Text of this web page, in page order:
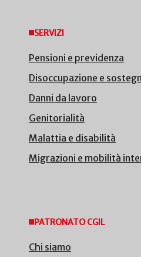
SERVIZI
Pensioni e previdenza
Disoccupazione e
Danni da lavoro
Genitorialità
Malattia e disabilità
Migrazioni e mobilità
PATRONATO CGIL
Chi siamo